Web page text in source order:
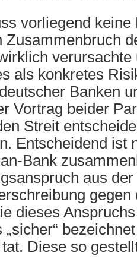
vorliegend
Zusammenbruch
als konkretes
Banken
Vortrag beider
Streit
Entscheidend ist
Bank
aus der
gegen
dieses
„sicher“
Diese so